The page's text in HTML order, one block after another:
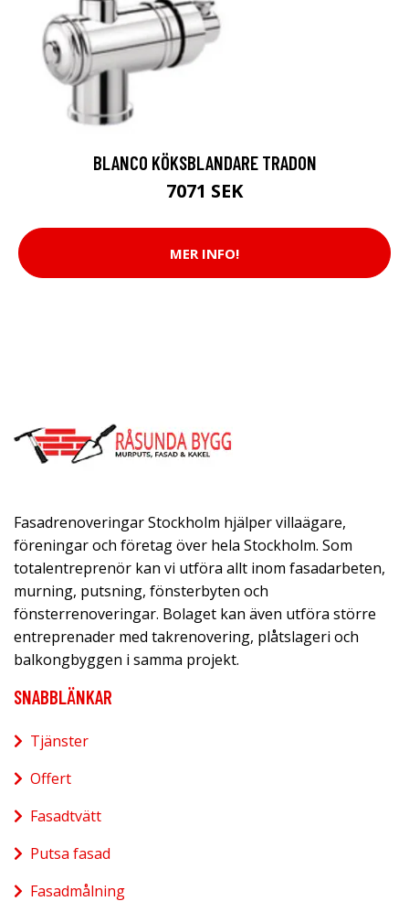
BLANCO KÖKSBLANDARE TRADON
7071 SEK
MER INFO!
Fasadrenoveringar Stockholm hjälper villaägare,
föreningar och företag över hela Stockholm. Som
totalentreprenör kan vi utföra allt inom fasadarbeten,
murning, putsning, fönsterbyten och
fönsterrenoveringar. Bolaget kan även utföra större
entreprenader med takrenovering, plåtslageri och
balkongbyggen i samma projekt.
SNABBLÄNKAR
Tjänster
Offert
Fasadtvätt
Putsa fasad
Fasadmålning